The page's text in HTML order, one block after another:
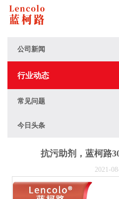
公司新闻
行业动态
常见问题
今日头条
抗污助剂，蓝柯路
2021-